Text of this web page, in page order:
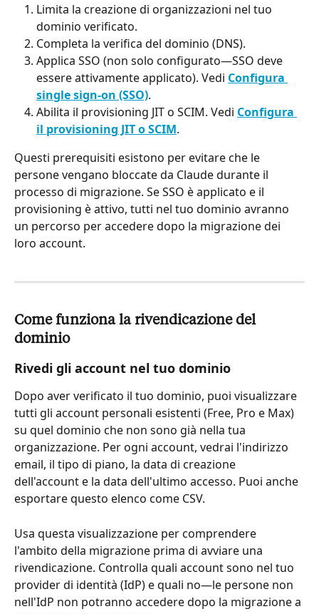
Limita la creazione di organizzazioni nel tuo
dominio verificato.
Completa la verifica del dominio (DNS).
Applica SSO (non solo configurato—SSO deve
essere attivamente applicato). Vedi Configura
single sign-on (SSO).
Abilita il provisioning JIT o SCIM. Vedi Configura
il provisioning JIT o SCIM.
Questi prerequisiti esistono per evitare che le
persone vengano bloccate da Claude durante il
processo di migrazione. Se SSO è applicato e il
provisioning è attivo, tutti nel tuo dominio avranno
un percorso per accedere dopo la migrazione dei
loro account.
Come funziona la rivendicazione del
dominio
Rivedi gli account nel tuo dominio
Dopo aver verificato il tuo dominio, puoi visualizzare
tutti gli account personali esistenti (Free, Pro e Max)
su quel dominio che non sono già nella tua
organizzazione. Per ogni account, vedrai l'indirizzo
email, il tipo di piano, la data di creazione
dell'account e la data dell'ultimo accesso. Puoi anche
esportare questo elenco come CSV.
Usa questa visualizzazione per comprendere
l'ambito della migrazione prima di avviare una
rivendicazione. Controlla quali account sono nel tuo
provider di identità (IdP) e quali no—le persone non
nell'IdP non potranno accedere dopo la migrazione a